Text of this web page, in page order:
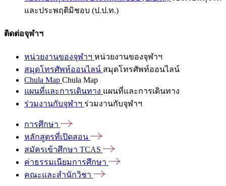
และประพฤติมิชอบ (ป.ป.ท.)
ติดต่อจุฬาฯ
หน่วยงานของจุฬาฯ หน่วยงานของจุฬาฯ
สมุดโทรศัพท์ออนไลน์ สมุดโทรศัพท์ออนไลน์
Chula Map Chula Map
แผนที่และการเดินทาง แผนที่และการเดินทาง
ร่วมงานกับจุฬาฯ ร่วมงานกับจุฬาฯ
การศึกษา
หลักสูตรที่เปิดสอน
สมัครเข้าศึกษา TCAS
ค่าธรรมเนียมการศึกษา
คณะและสำนักวิชา